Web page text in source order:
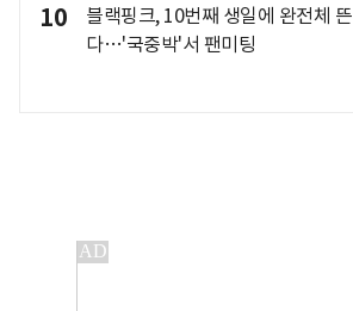
10
블랙핑크, 10번째 생일에 완전체 뜬
다…'국중박'서 팬미팅